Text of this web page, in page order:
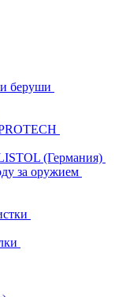
беруши
(Германия)
за оружием